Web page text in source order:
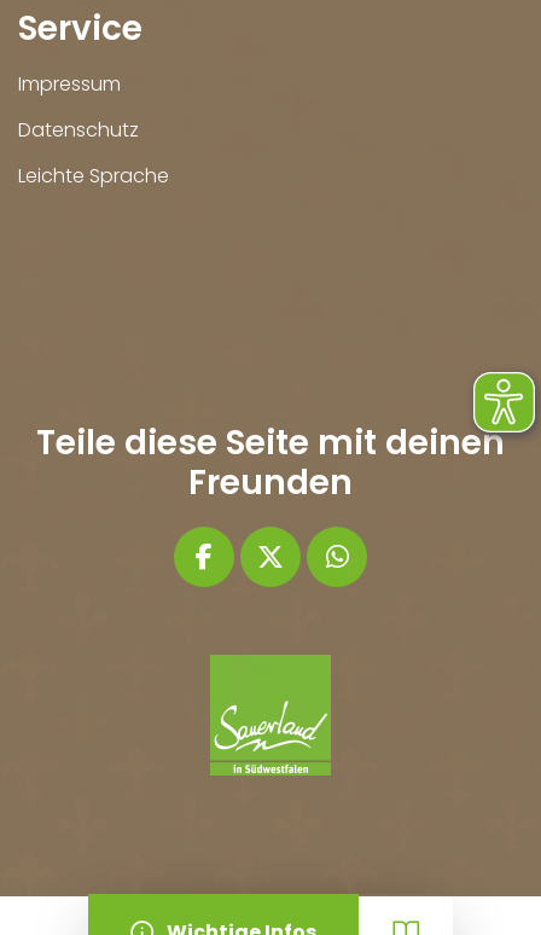
Service
Impressum
Datenschutz
Leichte Sprache
Teile diese Seite mit deinen
Freunden